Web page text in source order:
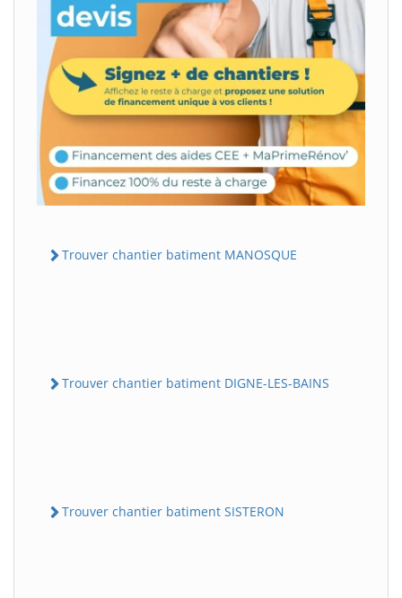
Trouver chantier batiment MANOSQUE
Trouver chantier batiment DIGNE-LES-BAINS
Trouver chantier batiment SISTERON